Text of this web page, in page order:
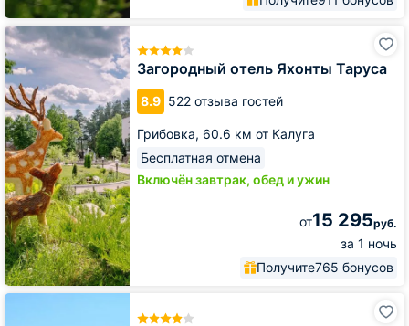
Загородный отель Яхонты Таруса
8.9 522 отзыва гостей
Грибовка, 60.6 км от Калуга
Бесплатная отмена
Включён завтрак, обед и ужин
от15 295руб.
за 1 ночь
Получите765 бонусов
Загородный
отель
Яхонты
Таруса
Загородный